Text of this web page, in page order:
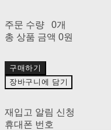
주문 수량
0개
총 상품 금액 0원
구매하기
장바구니에 담기
재입고 알림 신청
휴대폰 번호